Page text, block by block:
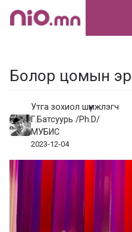
Skip
Болор цомын
Утга зохиол шүүмжлэгч
Г.Батсуурь /Ph.D/
МУБИС
2023-12-04